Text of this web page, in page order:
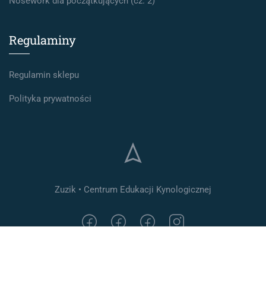
Regulaminy
Regulamin sklepu
Polityka prywatności
Zuzik • Centrum Edukacji Kynologicznej